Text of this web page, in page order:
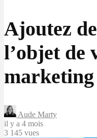
Ajoutez
l’objet de
marketing
Aude Marty
il y a 4 mois
3 145 vues